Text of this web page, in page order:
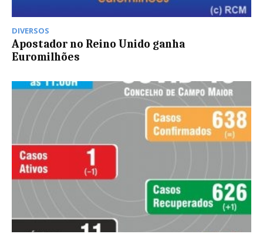
DIVERSOS
Apostador no Reino Unido ganha
Euromilhões